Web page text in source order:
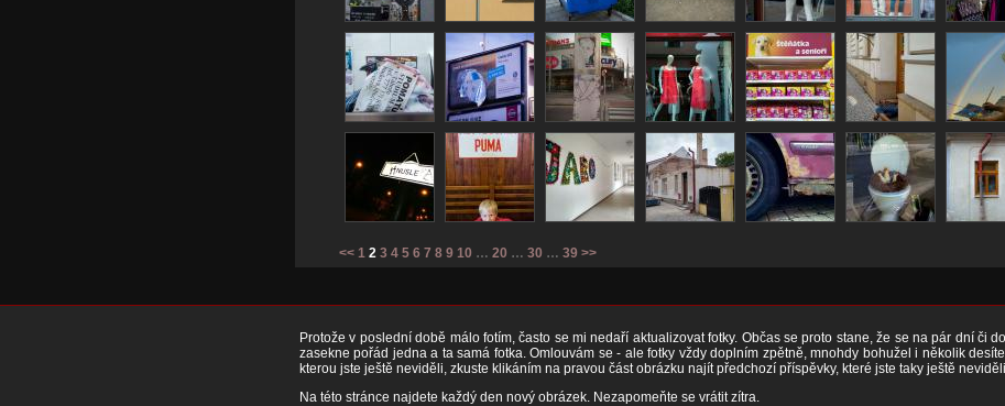
<< 1 2 3 4 5 6 7 8 9 10 … 20 … 30 … 39 >>
Protože v poslední době málo fotím, často se mi nedaří aktualizovat fotky. Občas se proto stane, že se na pár dní či
zasekne pořád jedna a ta samá fotka. Omlouvám se - ale fotky vždy doplním zpětně, mnohdy bohužel i několik
kterou jste ještě neviděli, zkuste klikáním na pravou část obrázku najít předchozí příspěvky, které jste taky ještě
Na této stránce najdete každý den nový obrázek. Nezapomeňte se vrátit zítra.